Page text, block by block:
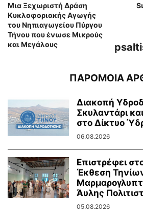
Μια Ξεχωριστή Δράση
Κυκλοφοριακής Αγωγής
του Νηπιαγωγείου Πύργου
Τήνου που ένωσε Μικρούς
και Μεγάλους
ΠΑΡΟΜΟΙΑ
Διακοπή
Σκυλαντάρι
στο Δίκτυο
06.08.2026
Επιστρέφει
Έκθεση
Άυλης
05.08.2026